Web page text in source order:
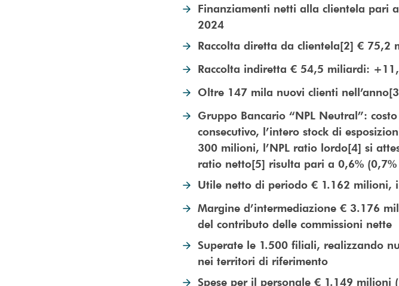
Finanziamenti netti alla clientela pari
2024
Raccolta diretta da clientela[2] €
Raccolta indiretta € 54,5 miliardi:
Oltre 147 mila nuovi clienti
Gruppo Bancario “NPL Neutral”:
consecutivo, l’intero stock di
300 milioni, l’NPL ratio lordo[4] si
ratio netto[5] risulta pari a 0,6%
Utile netto di periodo € 1.162 milioni,
Margine d’intermediazione € 3.176
del contributo delle commissioni nette
Superate le 1.500 filiali, realizzando
nei territori di riferimento
Spese per il personale € 1.149